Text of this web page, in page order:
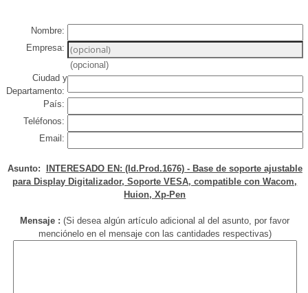
Nombre:
Empresa:
(opcional)
Ciudad y
Departamento:
País:
Teléfonos:
Email:
Asunto:
INTERESADO EN: (Id.Prod.1676) - Base de soporte ajustable
para Display Digitalizador, Soporte VESA, compatible con Wacom,
Huion, Xp-Pen
Mensaje : (Si desea algún artículo adicional al del asunto, por favor
menciónelo en el mensaje con las cantidades respectivas)